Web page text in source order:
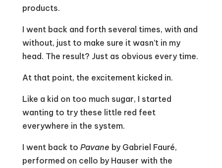
products.
I went back and forth several times, with and
without, just to make sure it wasn’t in my
head. The result? Just as obvious every time.
At that point, the excitement kicked in.
Like a kid on too much sugar, I started
wanting to try these little red feet
everywhere in the system.
I went back to Pavane by Gabriel Fauré,
performed on cello by Hauser with the